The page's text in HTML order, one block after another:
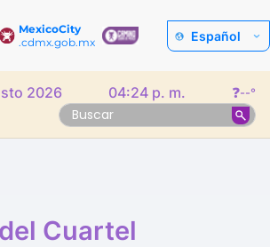
MexicoCity
.cdmx.gob.mx
Español
2026 04:24 p. m. ❓--°
Cuartel